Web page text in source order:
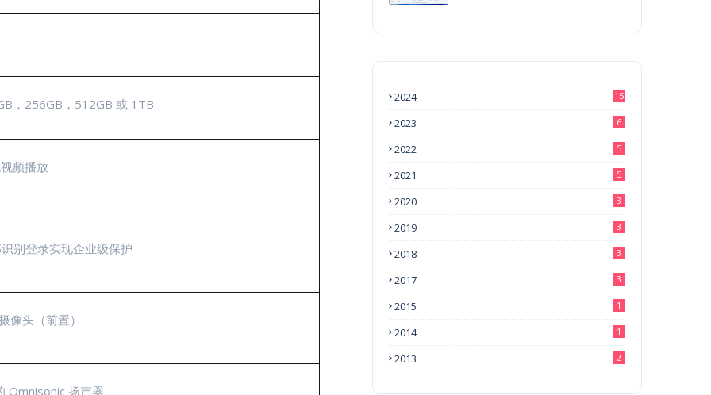
，256GB，512GB 或 1TB
频播放
别登录实现企业级保护
像头（前置）
Omnisonic 扬声器
2024 15
2023 6
2022 5
2021 5
2020 3
2019 3
2018 3
2017 3
2015 1
2014 1
2013 2